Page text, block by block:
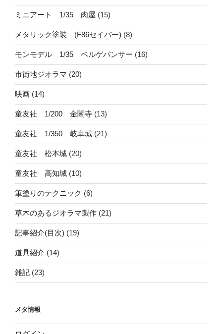
ミニアート 1/35 肉屋 (15)
メタリック塗装 (F86セイバー) (8)
モンモデル 1/35 ベルゲパンサー (16)
市街地ジオラマ (20)
映画 (14)
童友社 1/200 金閣寺 (13)
童友社 1/350 岐阜城 (21)
童友社 松本城 (20)
童友社 高知城 (10)
筆塗りのテクニック (6)
草木のあるジオラマ製作 (21)
記事紹介(目次) (19)
道具紹介 (14)
雑記 (23)
メタ情報